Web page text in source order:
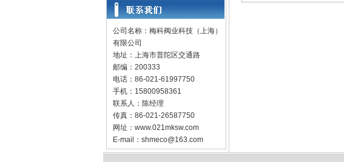
公司名称：梅科阀业科技（上海）
有限公司
地址：上海市普陀区交通路
邮编：200333
电话：86-021-61997750
手机：15800958361
联系人：陈经理
传真：86-021-26587750
网址： www.021mksw.com
E-mail： shmeco@163.com